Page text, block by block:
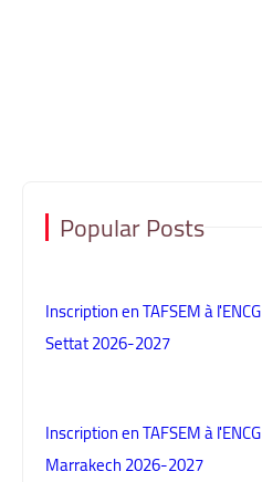
Popular Posts
Inscription en TAFSEM à l'ENCG
Settat 2026-2027
Inscription en TAFSEM à l'ENCG
Marrakech 2026-2027